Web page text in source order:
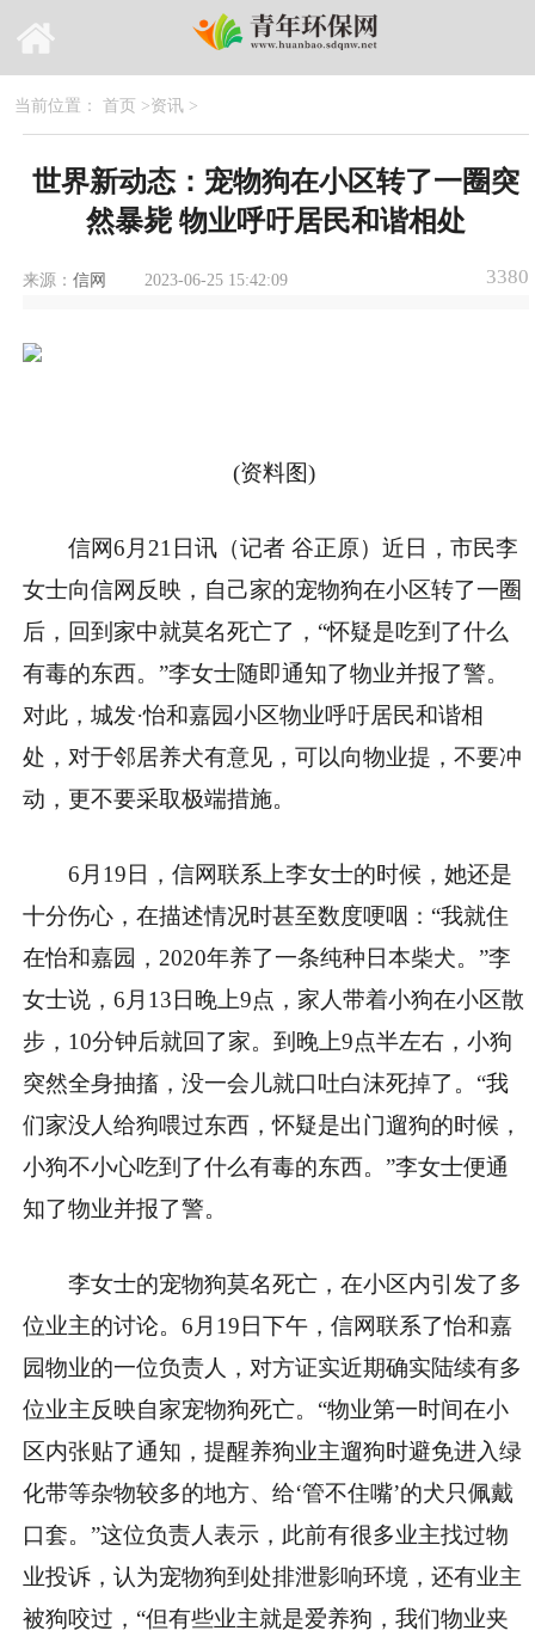
当前位置： 首页 >资讯>
世界新动态：宠物狗在小区转了一圈突
然暴毙 物业呼吁居民和谐相处
来源： 信网 2023-06-25 15:42:09 3380
(资料图)
信网6月21日讯 （记者 谷正原）近日，市民李
女士向信网反映，自己家的宠物狗在小区转了一圈
后，回到家中就莫名死亡了，“怀疑是吃到了什么
有毒的东西。”李女士随即通知了物业并报了警。
对此，城发·怡和嘉园小区物业呼吁居民和谐相
处，对于邻居养犬有意见，可以向物业提，不要冲
动，更不要采取极端措施。
6月19日，信网联系上李女士的时候，她还是
十分伤心，在描述情况时甚至数度哽咽：“我就住
在怡和嘉园，2020年养了一条纯种日本柴犬。”李
女士说，6月13日晚上9点，家人带着小狗在小区散
步，10分钟后就回了家。到晚上9点半左右，小狗
突然全身抽搐，没一会儿就口吐白沫死掉了。“我
们家没人给狗喂过东西，怀疑是出门遛狗的时候，
小狗不小心吃到了什么有毒的东西。”李女士便通
知了物业并报了警。
李女士的宠物狗莫名死亡，在小区内引发了多
位业主的讨论。6月19日下午，信网联系了怡和嘉
园物业的一位负责人，对方证实近期确实陆续有多
位业主反映自家宠物狗死亡。“物业第一时间在小
区内张贴了通知，提醒养狗业主遛狗时避免进入绿
化带等杂物较多的地方、给‘管不住嘴’的犬只佩戴
口套。”这位负责人表示，此前有很多业主找过物
业投诉，认为宠物狗到处排泄影响环境，还有业主
被狗咬过，“但有些业主就是爱养狗，我们物业夹